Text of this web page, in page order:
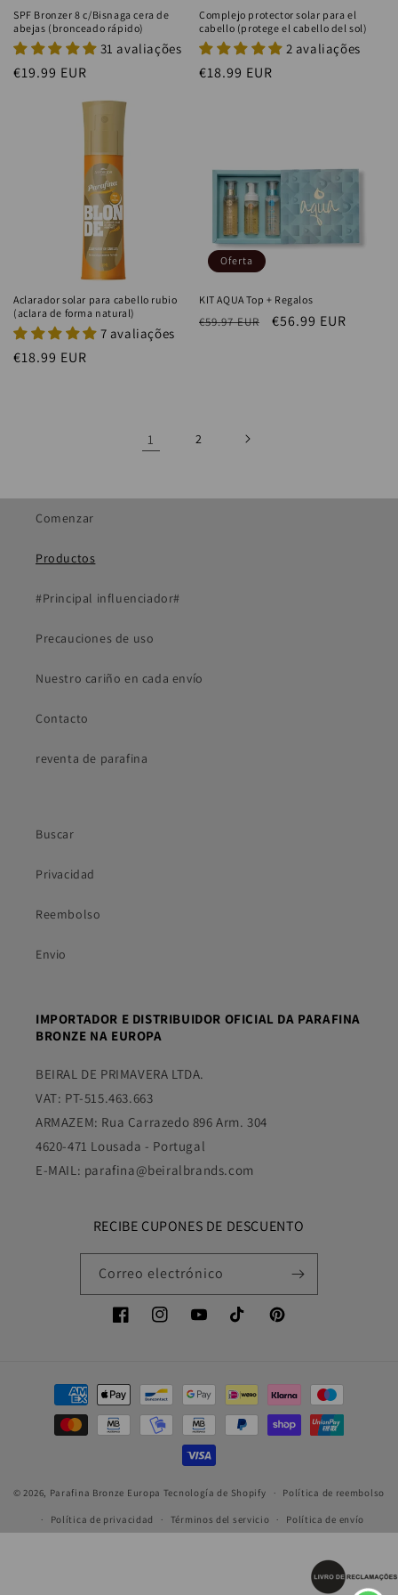
SPF Bronzer 8 c/Bisnaga cera de
abejas (bronceado rápido)
31 avaliações
Precio
€19.99 EUR
Complejo protector solar para el
cabello (protege el cabello del sol)
2 avaliações
Precio
€18.99 EUR
Aclarador solar para cabello rubio
(aclara de forma natural)
7 avaliações
Precio
€18.99 EUR
Oferta
KIT AQUA Top + Regalos
Precio
€59.97 EUR
Precio
€56.99 EUR
1 2
Comenzar
Productos
#Principal influenciador#
Precauciones de uso
Nuestro cariño en cada envío
Contacto
reventa de parafina
Buscar
Privacidad
Reembolso
Envio
IMPORTADOR E DISTRIBUIDOR OFICIAL DA PARAFINA
BRONZE NA EUROPA
BEIRAL DE PRIMAVERA LTDA.
VAT: PT-515.463.663
ARMAZEM: Rua Carrazedo 896 Arm. 304
4620-471 Lousada - Portugal
E-MAIL: parafina@beiralbrands.com
RECIBE CUPONES DE DESCUENTO
Correo electrónico
FacebookInstagramYouTubeTikTok Pinterest
Formas
pago
© 2026, Parafina Bronze Europa Tecnología de Shopify Política de reembolso
Política de privacidad Términos del servicio Política de envío